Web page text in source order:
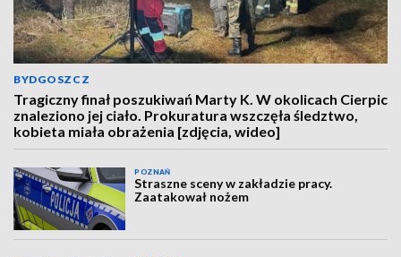
BYDGOSZCZ
Tragiczny finał poszukiwań Marty K. W okolicach Cierpic
znaleziono jej ciało. Prokuratura wszczęła śledztwo,
kobieta miała obrażenia [zdjęcia, wideo]
POZNAŃ
Straszne sceny w zakładzie pracy.
Zaatakował nożem